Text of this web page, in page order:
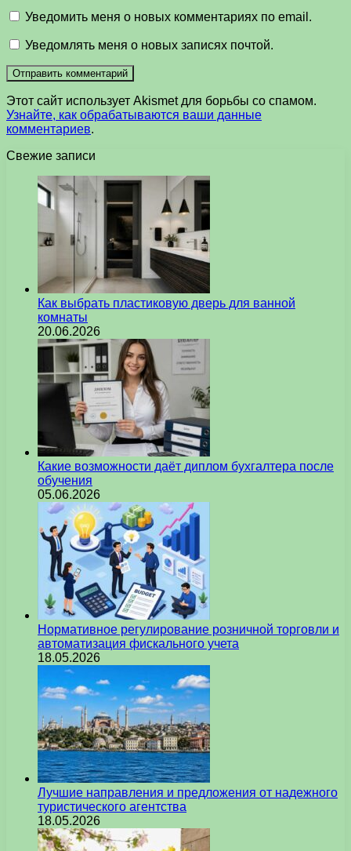
Уведомить меня о новых комментариях по email.
Уведомлять меня о новых записях почтой.
Этот сайт использует Akismet для борьбы со спамом.
Узнайте, как обрабатываются ваши данные
комментариев.
Свежие записи
Как выбрать пластиковую дверь для ванной
комнаты
20.06.2026
Какие возможности даёт диплом бухгалтера после
обучения
05.06.2026
Нормативное регулирование розничной торговли и
автоматизация фискального учета
18.05.2026
Лучшие направления и предложения от надежного
туристического агентства
18.05.2026